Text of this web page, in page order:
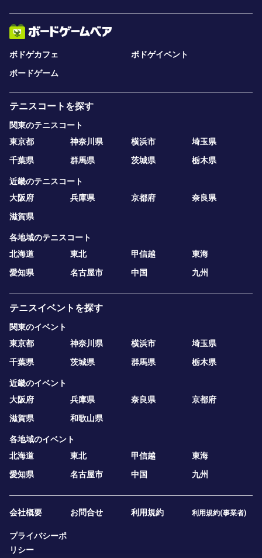
ボドゲカフェ
ボドゲイベント
ボードゲーム
テニスコートを探す
関東のテニスコート
東京都
神奈川県 横浜市
埼玉県
千葉県
群馬県 茨城県 栃木県
近畿のテニスコート
大阪府
兵庫県 京都府
奈良県
滋賀県
各地域のテニスコート
北海道
東北 甲信越
東海
愛知県
名古屋市 中国 九州
テニスイベントを探す
関東のイベント
東京都
神奈川県 横浜市
埼玉県
千葉県
茨城県 群馬県 栃木県
近畿のイベント
大阪府
兵庫県 奈良県
京都府
滋賀県
和歌山県
各地域のイベント
北海道
東北 甲信越
東海
愛知県
名古屋市 中国 九州
会社概要 お問合せ 利用規約 利用規約(事業者)
プライバシーポ
リシー